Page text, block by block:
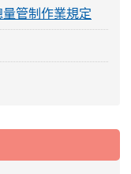
管制作業規定